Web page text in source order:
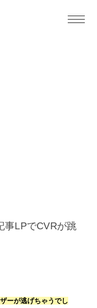
事LPでCVRが跳
ーが逃げちゃうでし